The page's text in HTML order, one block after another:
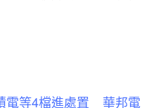
電等4檔進處置 華邦電